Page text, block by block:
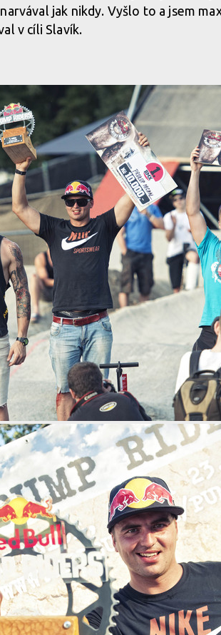
jak nikdy. Vyšlo to a jsem
v cíli Slavík.